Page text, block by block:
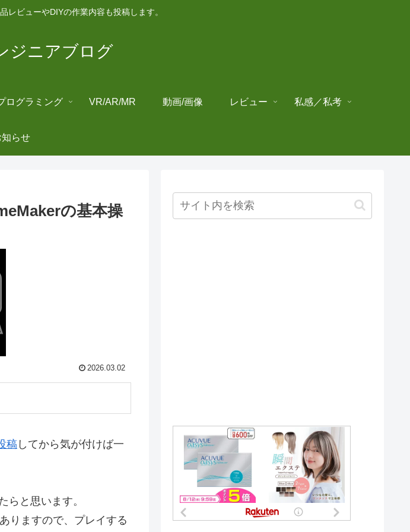
レビューやDIYの作業内容も投稿します。
ジニアブログ
ログラミング VR/AR/MR 動画/画像 レビュー 私感／私考
知らせ
の基本操
2026.03.02
稿 してから気が付けば一
らと思います。
りますので、プレイする